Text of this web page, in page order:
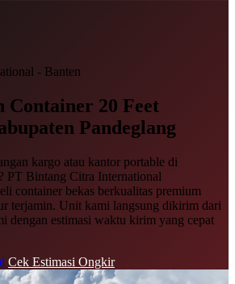
- Banten
Container 20 Feet
Pandeglang
kargo atau kantor portable di
PT Bintang Citra International
container bekas berkualitas premium
terjamin. Unit kami langsung dikirim dari
dengan estimasi waktu kirim yang cepat
Cek Estimasi Ongkir